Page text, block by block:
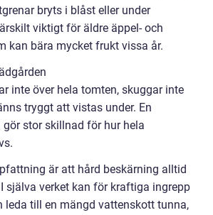
bryts i blåst eller under
viktigt för äldre äppel- och
kan bära mycket frukt vissa år.
inte över hela tomten, skuggar inte
tryggt att vistas under. En
gör stor skillnad för hur hela
är att hård beskärning alltid
själva verket kan för kraftiga ingrepp
leda till en mängd vattenskott tunna,